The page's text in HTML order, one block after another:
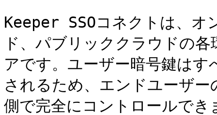
Keeper SSOコネクトは、オ
ド、パブリッククラウドの
アです。ユーザー暗号鍵は
されるため、エンドユーザ
側で完全にコントロールでき